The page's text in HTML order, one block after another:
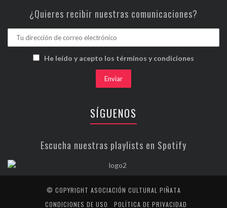
¿Quieres recibir nuestras comunicaciones?
He leído y acepto los términos y condiciones
SÍGUENOS
Escucha nuestras playlists en Spotify
© COPYRIGHT ASOCIACIÓN CULTURAL PIÑATA
CONDICIONES DE USO
POLÍTICA DE PRIVACIDAD